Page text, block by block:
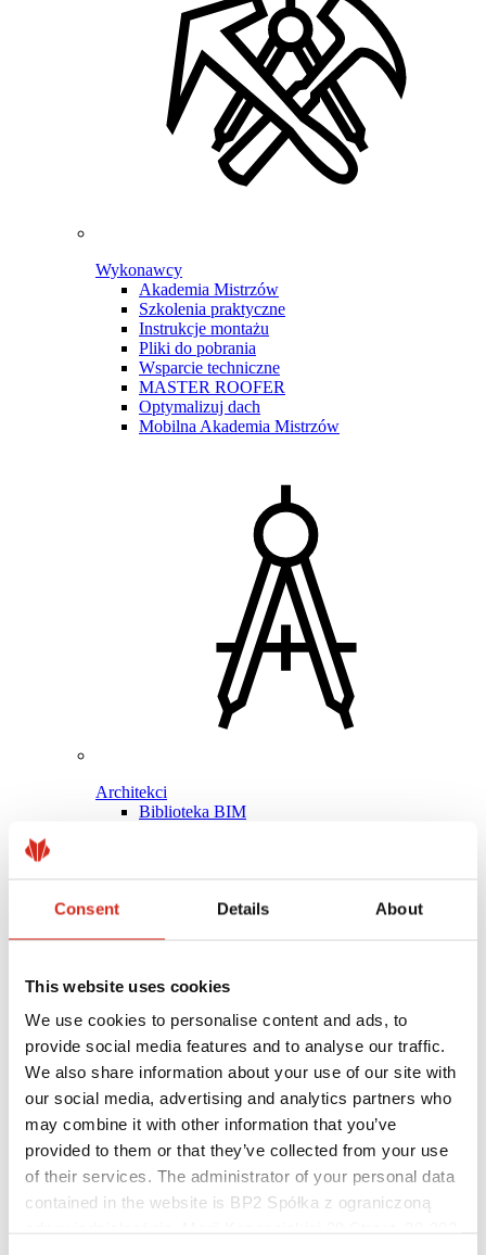
Consent Details About
This website uses cookies
We use cookies to personalise content and ads, to
provide social media features and to analyse our traffic.
We also share information about your use of our site with
our social media, advertising and analytics partners who
may combine it with other information that you’ve
provided to them or that they’ve collected from your use
of their services. The administrator of your personal data
contained in the website is BP2 Spółka z ograniczoną
Wykonawcy
Akademia Mistrzów
Szkolenia praktyczne
Instrukcje montażu
Pliki do pobrania
Wsparcie techniczne
MASTER ROOFER
Optymalizuj dach
Mobilna Akademia Mistrzów
Architekci
Biblioteka BIM
Pomocne linki